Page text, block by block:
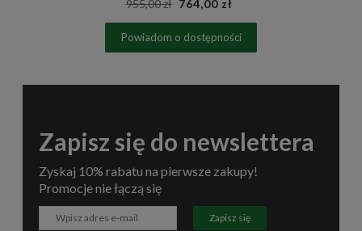
955,00 zł 764,00 zł
Powiadom o dostępności
Zapisz się do newslettera
Zyskaj 10% rabatu na pierwsze zakupy!
Promocje nie łączą się
Zapisz się